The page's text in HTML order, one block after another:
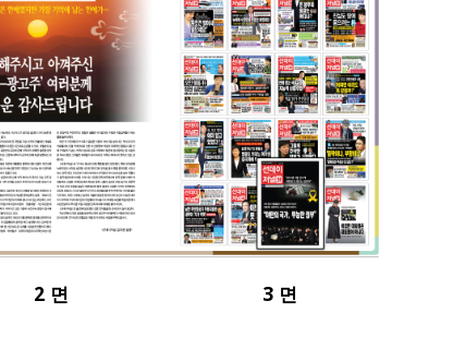
2 면 3 면